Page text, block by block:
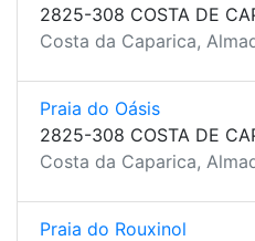
2825-308 COSTA DE
Costa da Caparica,
Praia do Oásis
2825-308 COSTA DE
Costa da Caparica,
Praia do Rouxinol